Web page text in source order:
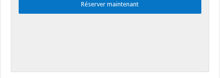
Réserver maintenant